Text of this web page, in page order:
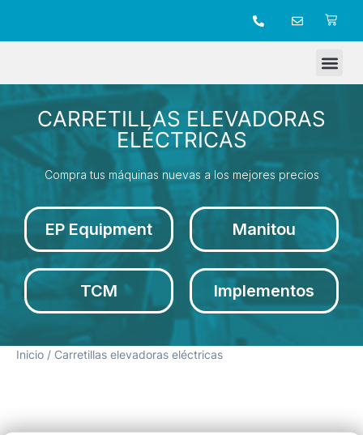
CARRETILLAS ELEVADORAS
ELÉCTRICAS
Compra tus máquinas nuevas a los mejores precios
EP Equipment Manitou
TCM Implementos
Inicio / Carretillas elevadoras eléctricas